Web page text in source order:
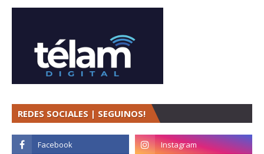
REDES SOCIALES | SEGUINOS!